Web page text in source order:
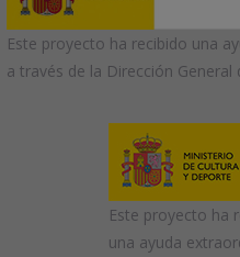
Este proyecto ha recibido una
a través de la Dirección
Este proyecto ha
una ayuda